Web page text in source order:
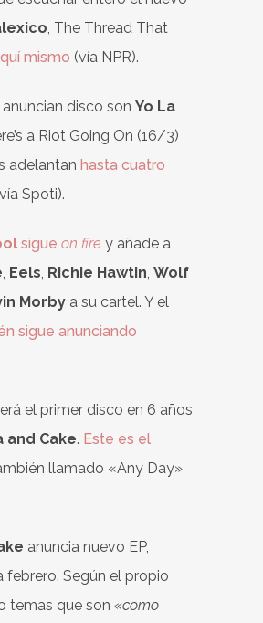
, The Thread That
mismo (vía NPR).
disco son Yo La
a Riot Going On (16/3)
adelantan hasta cuatro
Spoti).
sigue on fire y añade a
, Eels, Richie Hawtin, Wolf
Morby a su cartel. Y el
sigue anunciando
el primer disco en 6 años
and Cake. Este es el
llamado «Any Day»
anuncia nuevo EP,
febrero. Según el propio
temas que son «como